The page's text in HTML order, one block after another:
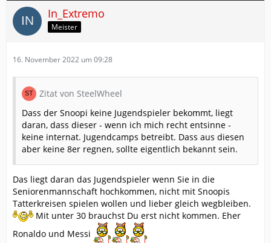
In_Extremo
Meister
16. November 2022 um 09:28
Zitat von SteelWheel
Dass der Snoopi keine Jugendspieler bekommt, liegt
daran, dass dieser - wenn ich mich recht entsinne -
keine internat. Jugendcamps betreibt. Dass aus diesen
aber keine 8er regnen, sollte eigentlich bekannt sein.
Das liegt daran das Jugendspieler wenn Sie in die
Seniorenmannschaft hochkommen, nicht mit Snoopis
Tatterkreisen spielen wollen und lieber gleich wegbleiben.
Mit unter 30 brauchst Du erst nicht kommen. Eher
Ronaldo und Messi